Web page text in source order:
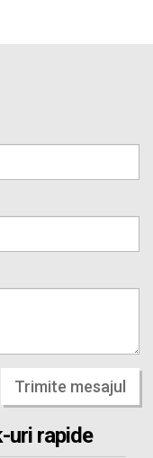
Trimite mesajul
uri rapide